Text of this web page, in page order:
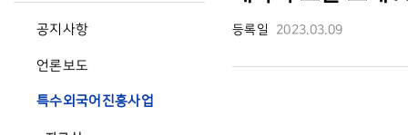
공지사항
언론보도
특수외국어진흥사업
등록일 2023.03.09